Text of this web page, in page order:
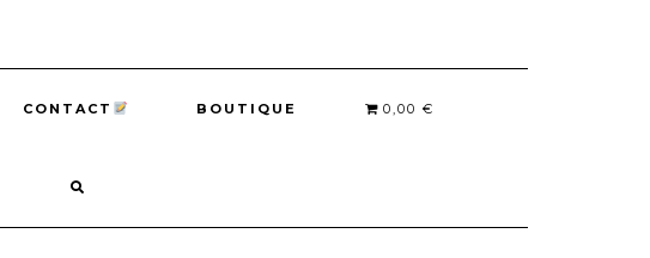
CONTACT BOUTIQUE 0,00 €